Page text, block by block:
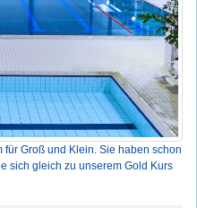
Groß und Klein. Sie haben schon
sich gleich zu unserem Gold Kurs